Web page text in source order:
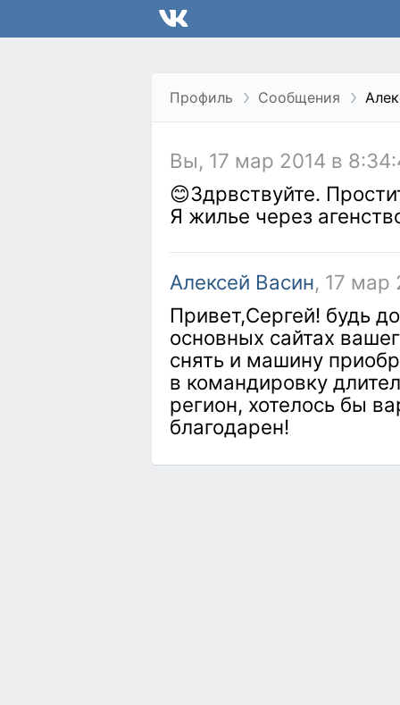
Профиль Сообщения
Вы, 17 мар 2014 в
😊Здрвствуйте.
Я жилье через
Алексей Васин, 17 мар
Привет,Сергей! будь
основных сайтах
снять и машину
в командировку
регион, хотелось бы
благодарен!